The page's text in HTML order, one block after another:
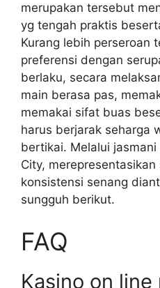
merupakan tersebut
yg tengah praktis
Kurang lebih perseroan
preferensi dengan
berlaku, secara
main berasa pas,
memakai sifat buas
harus berjarak seharga
bertikai. Melalui jasmani
City,
konsistensi senang
sungguh berikut.
FAQ
Kasino on line